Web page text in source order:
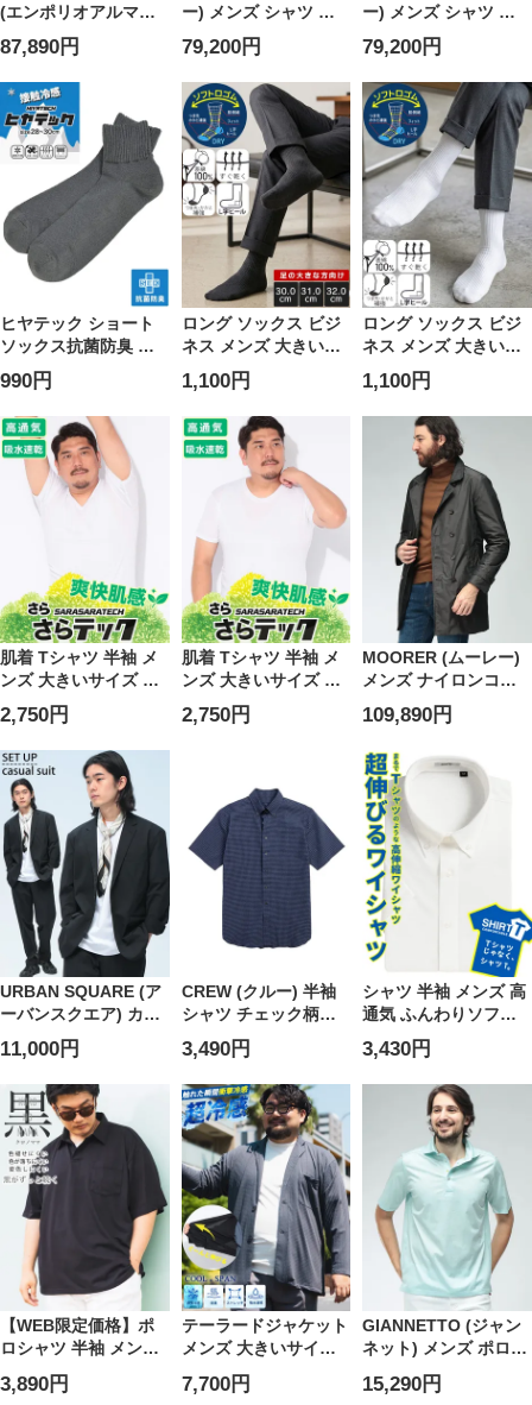
(エンポリオアルマー
ニ) メンズ テーラード
ジャケット セットア
ップ対応 ライナー着
脱 ストレッチナイロ
ン シングルブレスト
2WAYブレザー
EAEM7078AF27876
87,890円
ー) メンズ シャツ 長
袖 ロゴ刺繍 チェック
パイピング クラシッ
クフィット コットン
ポプリンシャツ
BB81272741
79,200円
ー) メンズ シャツ 長
袖 ロゴ刺繍 チェック
パイピング クラシッ
クフィット コットン
ポプリンシャツ
BB81272751
79,200円
ヒヤテック ショート
ソックス抗菌防臭 ド
ライ 28cm-30cm メン
ズ 大きいサイズ 口ゴ
ムゆったり 冷感 ロン
フレッシュ ショート
丈 靴下 B＆T CLUB
ビーアンドティークラ
990円
ロング ソックス ビジ
ネス メンズ 大きいサ
イズ ドライ 速乾 肌側
コットン100％ ロング
丈 ゆったりリブソッ
クス 30cm-32cm B＆
T CLUB ビーアンドテ
ィークラブ
1,100円
ロング ソックス ビジ
ネス メンズ 大きいサ
イズ ドライ 速乾 肌側
コットン100％ ロング
丈 ゆったりリブソッ
クス 28cm-30cm B＆
T CLUB ビーアンドテ
ィークラブ
1,100円
肌着 Tシャツ 半袖 メ
ンズ 大きいサイズ ス
トレッチ ドライ さら
さらテックメッシュ V
ネック アンダーTシャ
ツ HYBRIDBIZ ハイブ
リッドビズ
2,750円
肌着 Tシャツ 半袖 メ
ンズ 大きいサイズ ス
トレッチ ドライ さら
さらテックメッシュ
HYBRIDBIZ ハイブリ
ッドビズ
2,750円
MOORER (ムーレー)
メンズ ナイロンコー
ト フルジップ スタン
ドカラー ハーフコー
ト MORANDIKM
MRMORANDIKM26S
109,890円
URBAN SQUARE (ア
ーバンスクエア) カジ
ュアルスーツ セット
アップ 通気冷涼 スト
レッチ ジャケット ロ
ングパンツ 無地 メッ
シュ テーラードジャ
ケット スラックス 上
下セット
11,000円
CREW (クルー) 半袖
シャツ チェック柄
COOLMAX シアサッ
カー ボタンダウン ユ
ニセックス DTCW20B
3,490円
シャツ 半袖 メンズ 高
通気 ふんわりソフト
な肌触り ボタンダウ
ン ワイシャツ
SAKAZEN サカゼン
3,430円
【WEB限定価格】ポ
ロシャツ 半袖 メンズ
大きいサイズ KURO
NO MAMA 色褪せな
3,890円
テーラードジャケット
メンズ 大きいサイズ
COOL＆SPAN 冷感 ジ
ャガード シングル ジ
7,700円
GIANNETTO (ジャン
ネット) メンズ ポロシ
ャツ 半袖 無地 シルケ
ットジャージ カッタ
15,290円